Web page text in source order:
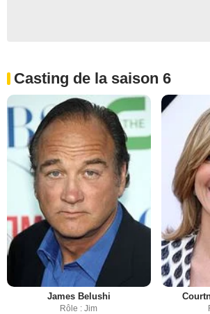
Casting de la saison 6
James Belushi
Rôle : Jim